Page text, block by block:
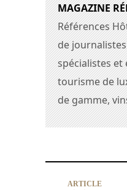
MAGAZINE
Références
de
spécialistes et
tourisme de
de gamme,
ARTICLE